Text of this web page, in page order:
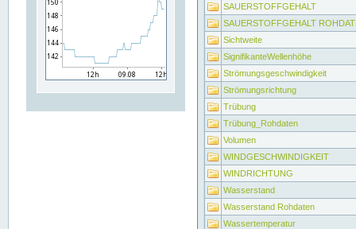
SAUERSTOFFGEHALT
SAUERSTOFFGEHALT
Sichtweite
SignifikanteWellenhöhe
Strömungsgeschwindigkeit
Strömungsrichtung
Trübung
Trübung_Rohdaten
Volumen
WINDGESCHWINDIGKEIT
WINDRICHTUNG
Wasserstand
Wasserstand Rohdaten
Wassertemperatur